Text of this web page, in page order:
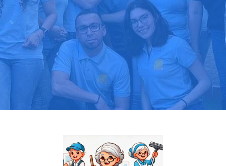
Pide tu presupuesto gratis
Llama hoy: 919 03 52 24
Más de 1000 clientes confían en nosotros
⭐⭐⭐⭐⭐